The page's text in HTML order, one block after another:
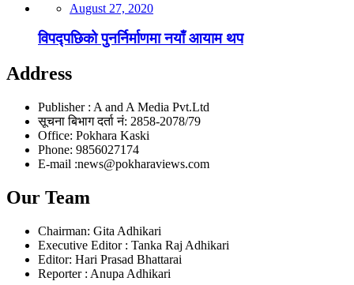
August 27, 2020
विपद्पछिको पुनर्निर्माणमा नयाँ आयाम थप
Address
Publisher : A and A Media Pvt.Ltd
सूचना बिभाग दर्ता नं: 2858-2078/79
Office: Pokhara Kaski
Phone: 9856027174
E-mail :news@pokharaviews.com
Our Team
Chairman: Gita Adhikari
Executive Editor : Tanka Raj Adhikari
Editor: Hari Prasad Bhattarai
Reporter : Anupa Adhikari